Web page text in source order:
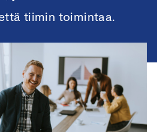
tiimin toimintaa.